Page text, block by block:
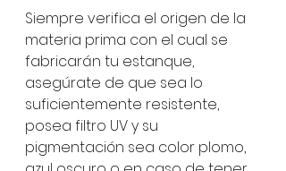
Siempre verifica el origen de la
materia prima con el cual se
fabricarán tu estanque,
asegúrate de que sea lo
suficientemente resistente,
posea filtro UV y su
pigmentación sea color plomo,